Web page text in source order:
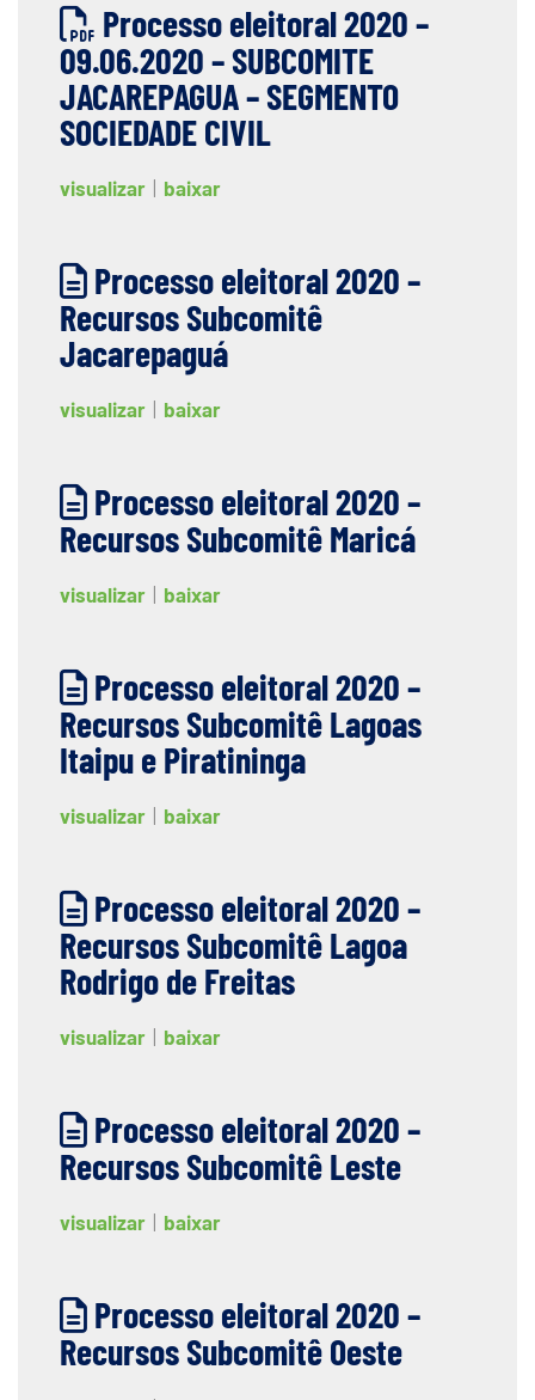
Processo eleitoral 2020 –
09.06.2020 – SUBCOMITE
JACAREPAGUA – SEGMENTO
SOCIEDADE CIVIL
visualizar baixar
Processo eleitoral 2020 –
Recursos Subcomitê
Jacarepaguá
visualizar baixar
Processo eleitoral 2020 –
Recursos Subcomitê Maricá
visualizar baixar
Processo eleitoral 2020 –
Recursos Subcomitê Lagoas
Itaipu e Piratininga
visualizar baixar
Processo eleitoral 2020 –
Recursos Subcomitê Lagoa
Rodrigo de Freitas
visualizar baixar
Processo eleitoral 2020 –
Recursos Subcomitê Leste
visualizar baixar
Processo eleitoral 2020 –
Recursos Subcomitê Oeste